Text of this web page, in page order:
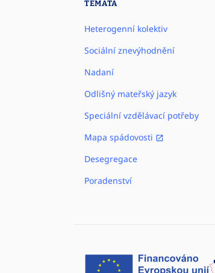
TÉMATA
Heterogenní kolektiv
Sociální znevýhodnění
Nadaní
Odlišný mateřský jazyk
Speciální vzdělávací potřeby
Mapa spádovosti
Desegregace
Poradenství